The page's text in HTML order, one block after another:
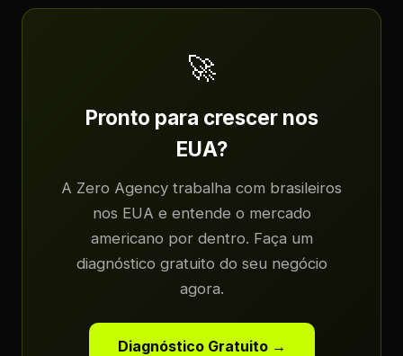
🚀
Pronto para crescer nos
EUA?
A Zero Agency trabalha com brasileiros
nos EUA e entende o mercado
americano por dentro. Faça um
diagnóstico gratuito do seu negócio
agora.
Diagnóstico Gratuito →